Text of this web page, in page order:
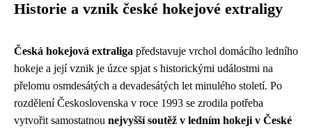
Historie a vznik české hokejové extraligy
Česká hokejová extraliga představuje vrchol domácího ledního
hokeje a její vznik je úzce spjat s historickými událostmi na
přelomu osmdesátých a devadesátých let minulého století. Po
rozdělení Československa v roce 1993 se zrodila potřeba
vytvořit samostatnou nejvyšší soutěž v ledním hokeji v České